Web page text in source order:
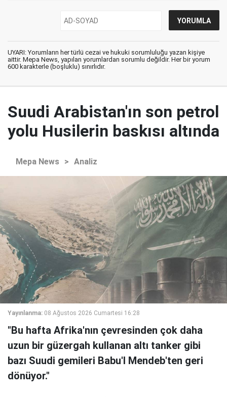
UYARI: Yorumların her türlü cezai ve hukuki sorumluluğu yazan kişiye
aittir. Mepa News, yapılan yorumlardan sorumlu değildir. Her bir yorum
600 karakterle (boşluklu) sınırlıdır.
Suudi Arabistan'ın son petrol
yolu Husilerin baskısı altında
Mepa News > Analiz
Yayınlanma: 08 Ağustos 2026 Cumartesi 16:28
"Bu hafta Afrika'nın çevresinden çok daha
uzun bir güzergah kullanan altı tanker gibi
bazı Suudi gemileri Babu'l Mendeb'ten geri
dönüyor."